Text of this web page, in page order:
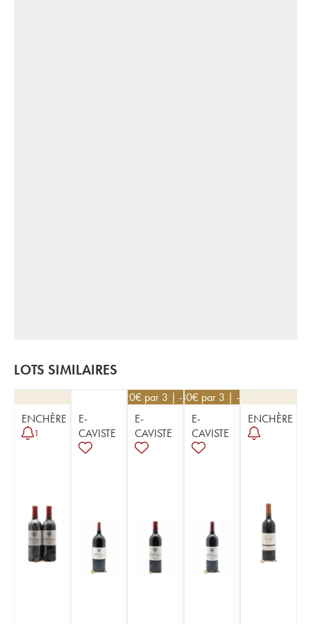
LOTS SIMILAIRES
ENCHÈRE
1
E-
CAVISTE
34,20€ par 3 | -10%
E-
CAVISTE
28,80€ par 3 | -10%
E-
CAVISTE
ENCHÈRE